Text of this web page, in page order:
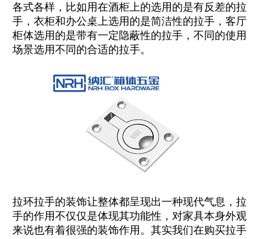
各式各样，比如用在酒柜上的选用的是有反差的拉
手，衣柜和办公桌上选用的是简洁性的拉手，客厅
柜体选用的是带有一定隐蔽性的拉手，不同的使用
场景选用不同的合适的拉手。
拉环拉手的装饰让整体都呈现出一种现代气息，拉
手的作用不仅仅是体现其功能性，对家具本身外观
来说也有着很强的装饰作用。其实我们在购买拉手